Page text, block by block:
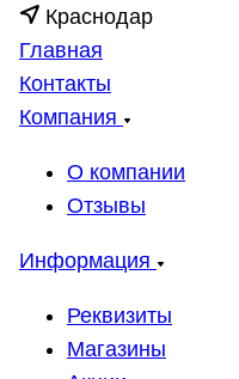
Краснодар
Главная
Контакты
Компания
О компании
Отзывы
Информация
Реквизиты
Магазины